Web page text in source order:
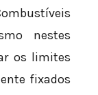
nestes
os limites
fixados